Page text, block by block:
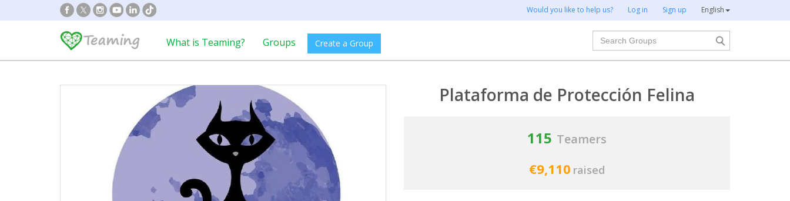
Would you like to help us? Log in Sign up English
What is Teaming? Groups Create a Group
Search
Plataforma de Protección Felina
115 Teamers
€9,110 raised